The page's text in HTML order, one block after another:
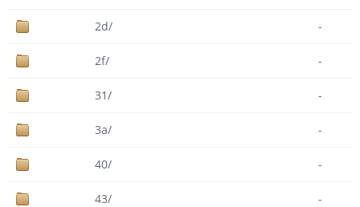
2d/ -
2f/ -
31/ -
3a/ -
40/ -
43/ -